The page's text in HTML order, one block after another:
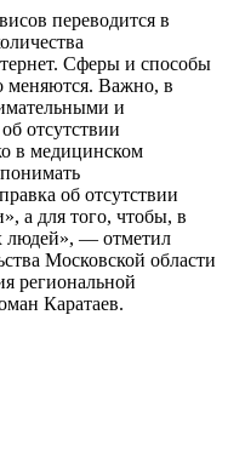
переводится в
Сферы и способы
меняются. Важно, в
и
отсутствии
в медицинском
об отсутствии
а для того, чтобы, в
людей», — отметил
Московской области
региональной
Каратаев.